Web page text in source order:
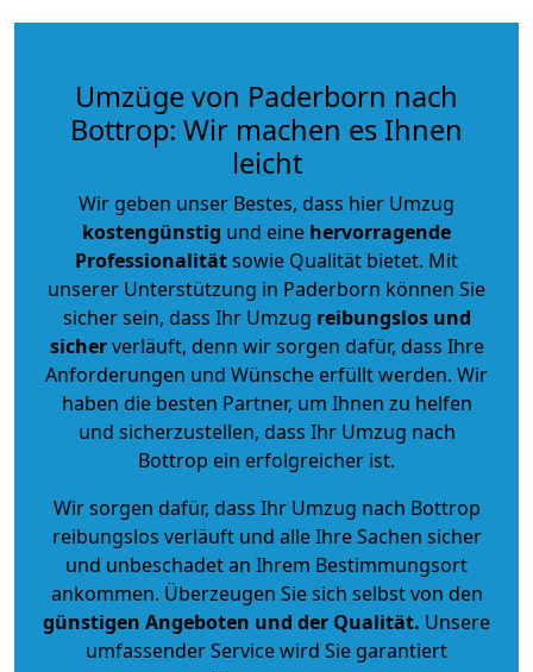
Umzüge von Paderborn nach
Bottrop: Wir machen es Ihnen
leicht
Wir geben unser Bestes, dass hier Umzug
kostengünstig und eine hervorragende
Professionalitätsowie Qualität bietet. Mit
unserer Unterstützung in Paderborn können Sie
sicher sein, dass Ihr Umzug reibungslos und
sicherverläuft, denn wir sorgen dafür, dass Ihre
Anforderungen und Wünsche erfüllt werden. Wir
haben die besten Partner, um Ihnen zu helfen
und sicherzustellen, dass Ihr Umzug nach
Bottrop ein erfolgreicher ist.
Wir sorgen dafür, dass Ihr Umzug nach Bottrop
reibungslos verläuft und alle Ihre Sachen sicher
und unbeschadet an Ihrem Bestimmungsort
ankommen. Überzeugen Sie sich selbst von den
günstigen Angeboten und der Qualität. Unsere
umfassender Service wird Sie garantiert